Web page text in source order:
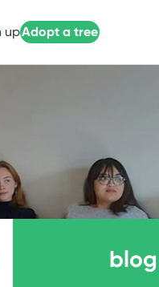
upAdopt a tree
blog